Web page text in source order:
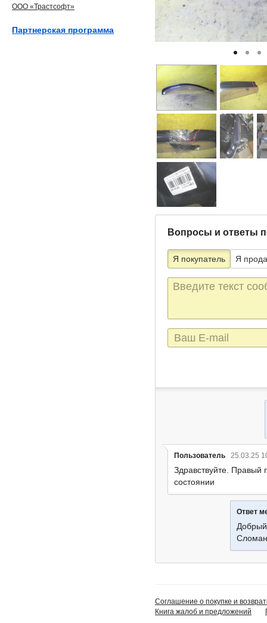
Вопросы и ответы
Я покупатель Я
Текст
сообщения
E-
mail
Пользователь 25.03.25
Здравствуйте. Правый
состоянии
Ответ
ООО «Трастсофт»
Партнерская программа
Соглашение о покупке и
Книга жалоб и предложений